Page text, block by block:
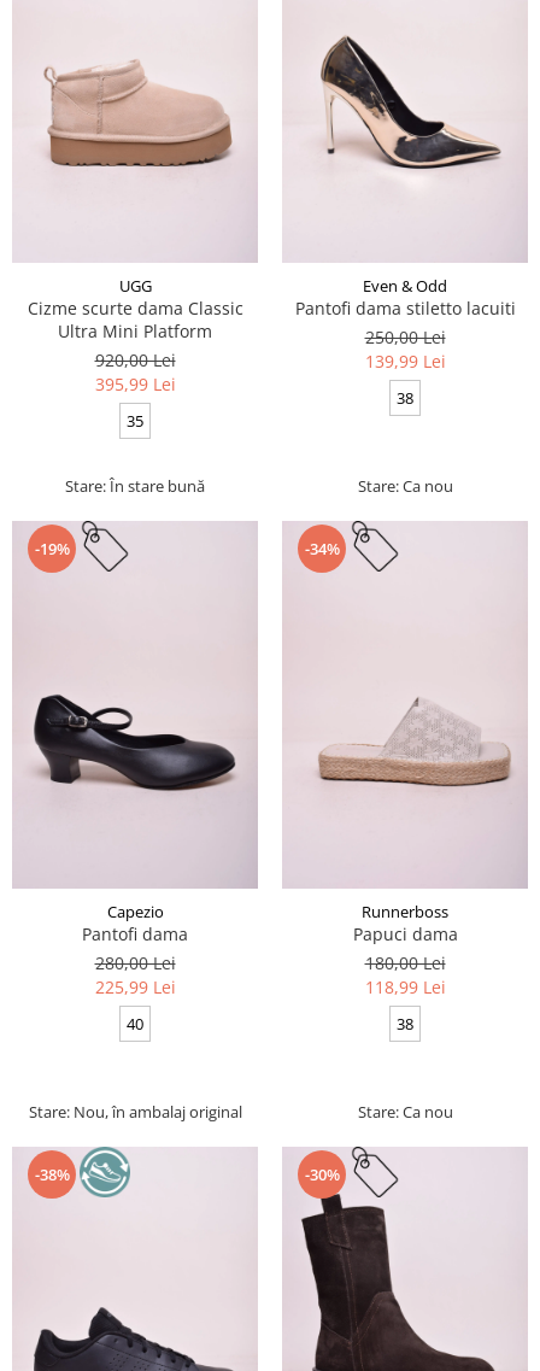
UGG
Cizme scurte dama Classic
Ultra Mini Platform
920,00 Lei
395,99 Lei
35
Stare: În stare bună
Even & Odd
Pantofi dama stiletto lacuiti
250,00 Lei
139,99 Lei
38
Stare: Ca nou
-19%
Capezio
Pantofi dama
280,00 Lei
225,99 Lei
40
Stare: Nou, în ambalaj original
-34%
Runnerboss
Papuci dama
180,00 Lei
118,99 Lei
38
Stare: Ca nou
-38% -30%